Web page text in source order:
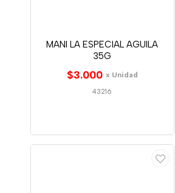
MANI LA ESPECIAL AGUILA
35G
$3.000 x Unidad
43216